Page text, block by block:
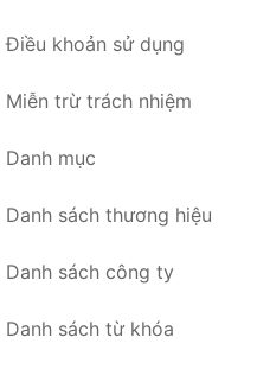
Điều khoản sử dụng
Miễn trừ trách nhiệm
Danh mục
Danh sách thương hiệu
Danh sách công ty
Danh sách từ khóa